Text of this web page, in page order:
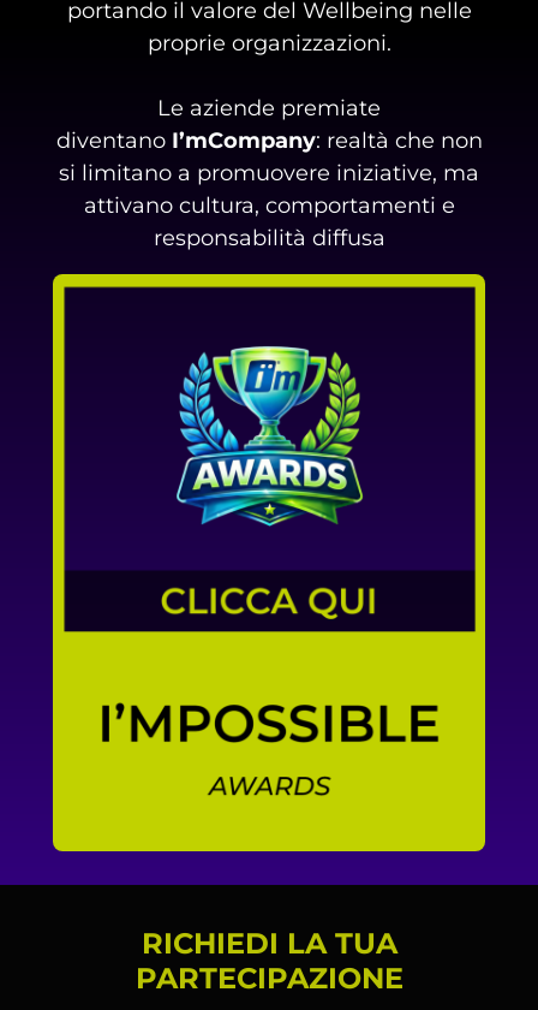
portando il valore del Wellbeing nelle
proprie organizzazioni.
Le aziende premiate
diventano I’mCompany: realtà che non
si limitano a promuovere iniziative, ma
attivano cultura, comportamenti e
responsabilità diffusa
PARTECIPA
RICHIEDI LA TUA
PARTECIPAZIONE